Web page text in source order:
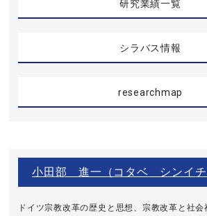
研究業績一覧
シラバス情報
researchmap
小田部 進一（コタベ シンイチ
ドイツ宗教改革の歴史と思想、宗教改革と社